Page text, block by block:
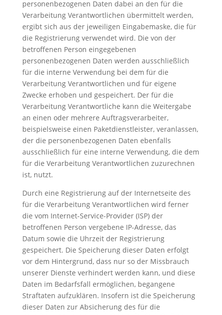
personenbezogenen Daten dabei an den für die
Verarbeitung Verantwortlichen übermittelt werden,
ergibt sich aus der jeweiligen Eingabemaske, die für
die Registrierung verwendet wird. Die von der
betroffenen Person eingegebenen
personenbezogenen Daten werden ausschließlich
für die interne Verwendung bei dem für die
Verarbeitung Verantwortlichen und für eigene
Zwecke erhoben und gespeichert. Der für die
Verarbeitung Verantwortliche kann die Weitergabe
an einen oder mehrere Auftragsverarbeiter,
beispielsweise einen Paketdienstleister, veranlassen,
der die personenbezogenen Daten ebenfalls
ausschließlich für eine interne Verwendung, die dem
für die Verarbeitung Verantwortlichen zuzurechnen
ist, nutzt.
Durch eine Registrierung auf der Internetseite des
für die Verarbeitung Verantwortlichen wird ferner
die vom Internet-Service-Provider (ISP) der
betroffenen Person vergebene IP-Adresse, das
Datum sowie die Uhrzeit der Registrierung
gespeichert. Die Speicherung dieser Daten erfolgt
vor dem Hintergrund, dass nur so der Missbrauch
unserer Dienste verhindert werden kann, und diese
Daten im Bedarfsfall ermöglichen, begangene
Straftaten aufzuklären. Insofern ist die Speicherung
dieser Daten zur Absicherung des für die